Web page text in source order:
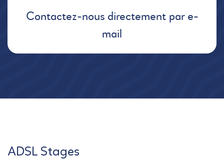
Contactez-nous directement par e-
mail
ADSL Stages